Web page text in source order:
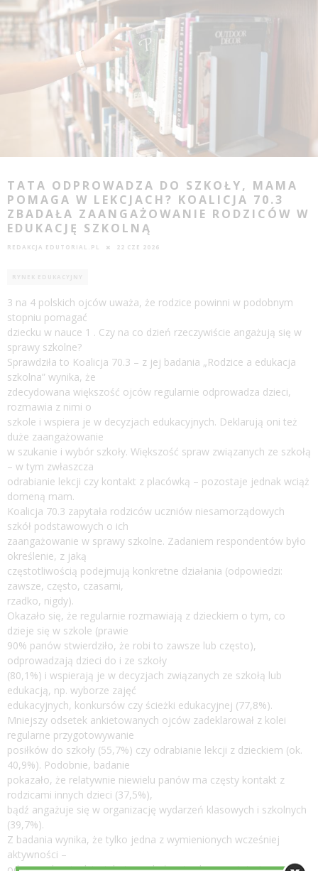
TATA ODPROWADZA DO SZKOŁY, MAMA
POMAGA W LEKCJACH? KOALICJA 70.3
ZBADAŁA ZAANGAŻOWANIE RODZICÓW W
EDUKACJĘ SZKOLNĄ
REDAKCJA EDUTORIAL.PL 22 CZE 2026
RYNEK EDUKACYJNY
3 na 4 polskich ojców uważa, że rodzice powinni w podobnym
stopniu pomagać
dziecku w nauce 1 . Czy na co dzień rzeczywiście angażują się w
sprawy szkolne?
Sprawdziła to Koalicja 70.3 – z jej badania „Rodzice a edukacja
szkolna” wynika, że
zdecydowana większość ojców regularnie odprowadza dzieci,
rozmawia z nimi o
szkole i wspiera je w decyzjach edukacyjnych. Deklarują oni też
duże zaangażowanie
w szukanie i wybór szkoły. Większość spraw związanych ze szkołą
– w tym zwłaszcza
odrabianie lekcji czy kontakt z placówką – pozostaje jednak wciąż
domeną mam.
Koalicja 70.3 zapytała rodziców uczniów niesamorządowych
szkół podstawowych o ich
zaangażowanie w sprawy szkolne. Zadaniem respondentów było
określenie, z jaką
częstotliwością podejmują konkretne działania (odpowiedzi:
zawsze, często, czasami,
rzadko, nigdy).
Okazało się, że regularnie rozmawiają z dzieckiem o tym, co
dzieje się w szkole (prawie
90% panów stwierdziło, że robi to zawsze lub często),
odprowadzają dzieci do i ze szkoły
(80,1%) i wspierają je w decyzjach związanych ze szkołą lub
edukacją, np. wyborze zajęć
edukacyjnych, konkursów czy ścieżki edukacyjnej (77,8%).
Mniejszy odsetek ankietowanych ojców zadeklarował z kolei
regularne przygotowywanie
posiłków do szkoły (55,7%) czy odrabianie lekcji z dzieckiem (ok.
40,9%). Podobnie, badanie
pokazało, że relatywnie niewielu panów ma częsty kontakt z
rodzicami innych dzieci (37,5%),
bądź angażuje się w organizację wydarzeń klasowych i szkolnych
(39,7%).
Z badania wynika, że tylko jedna z wymienionych wcześniej
aktywności –